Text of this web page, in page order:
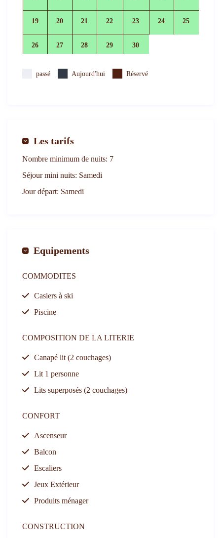
19 20 21 22 23 24 25
26 27 28 29 30
passé Aujourd'hui Réservé
Les tarifs
Nombre minimum de nuits: 7
Séjour mini nuits: Samedi
Jour départ: Samedi
Equipements
COMMODITES
Casiers à ski
Piscine
COMPOSITION DE LA LITERIE
Canapé lit (2 couchages)
Lit 1 personne
Lits superposés (2 couchages)
CONFORT
Ascenseur
Balcon
Escaliers
Jeux Extérieur
Produits ménager
CONSTRUCTION